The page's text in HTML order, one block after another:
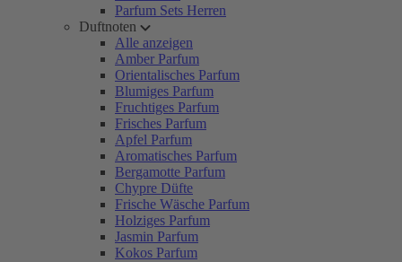
Parfum Sets Herren
Duftnoten
Alle anzeigen
Amber Parfum
Orientalisches Parfum
Blumiges Parfum
Fruchtiges Parfum
Frisches Parfum
Apfel Parfum
Aromatisches Parfum
Bergamotte Parfum
Chypre Düfte
Frische Wäsche Parfum
Holziges Parfum
Jasmin Parfum
Kokos Parfum